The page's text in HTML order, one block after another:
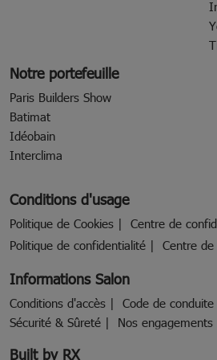
Notre portefeuille
Paris Builders Show
Batimat
Idéobain
Interclima
Conditions d'usage
Politique de Cookies
Centre de
Politique de confidentialité
Centre
Informations Salon
Conditions d'accès Code de conduite
Sécurité & Sûreté
Nos engagements
Built by RX